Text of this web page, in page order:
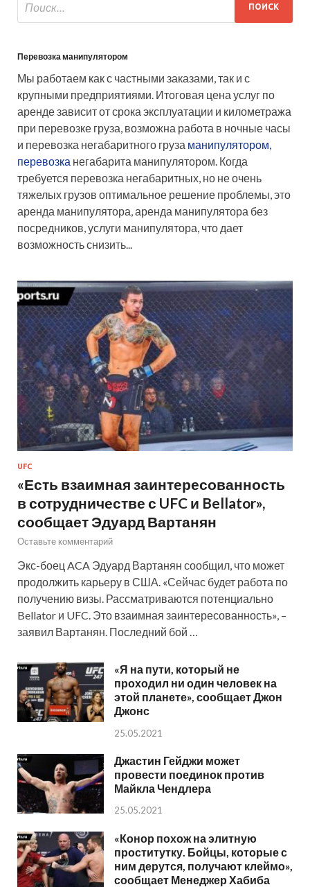
Перевозка манипулятором
Мы работаем как с частными заказами, так и с
крупными предприятиями. Итоговая цена услуг по
аренде зависит от срока эксплуатации и километража
при перевозке груза, возможна работа в ночные часы
и перевозка негабаритного груза манипулятором,
перевозка негабарита манипулятором. Когда
требуется перевозка негабаритных, но не очень
тяжелых грузов оптимальное решение проблемы, это
аренда манипулятора, аренда манипулятора без
посредников, услуги манипулятора, что дает
возможность снизить...
UFC
«Есть взаимная заинтересованность
в сотрудничестве с UFC и Bellator»,
сообщает Эдуард Вартанян
Оставьте комментарий
Экс-боец ACA Эдуард Вартанян сообщил, что может
продолжить карьеру в США. «Сейчас будет работа по
получению визы. Рассматриваются потенциально
Bellator и UFC. Это взаимная заинтересованность», –
заявил Вартанян. Последний бой …
«Я на пути, который не
проходил ни один человек на
этой планете», сообщает Джон
Джонс
25.05.2021
Джастин Гейджи может
провести поединок против
Майкла Чендлера
25.05.2021
«Конор похож на элитную
проститутку. Бойцы, которые с
ним дерутся, получают клеймо»,
сообщает Менеджер Хабиба